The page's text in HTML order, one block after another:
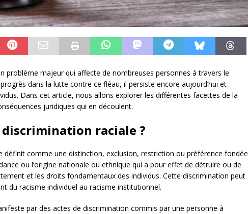
problème majeur qui affecte de nombreuses personnes à travers le
dans la lutte contre ce fléau, il persiste encore aujourd’hui et
Dans cet article, nous allons explorer les différentes facettes de la
juridiques qui en découlent.
discrimination raciale ?
définit comme une distinction, exclusion, restriction ou préférence fondée
ou l’origine nationale ou ethnique qui a pour effet de détruire ou de
et les droits fondamentaux des individus. Cette discrimination peut
du racisme individuel au racisme institutionnel.
par des actes de discrimination commis par une personne à